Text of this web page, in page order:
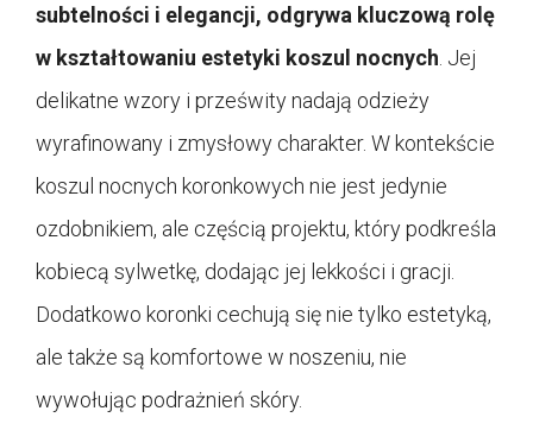
subtelności i elegancji, odgrywa kluczową rolę
w kształtowaniu estetyki koszul nocnych . Jej
delikatne wzory i prześwity nadają odzieży
wyrafinowany i zmysłowy charakter. W kontekście
koszul nocnych koronkowych nie jest jedynie
ozdobnikiem, ale częścią projektu, który podkreśla
kobiecą sylwetkę, dodając jej lekkości i gracji.
Dodatkowo koronki cechują się nie tylko estetyką,
ale także są komfortowe w noszeniu, nie
wywołując podrażnień skóry.